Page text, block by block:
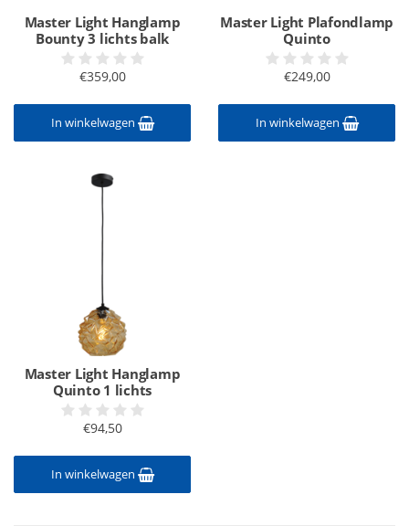
Master Light Hanglamp
Bounty 3 lichts balk
€359,00
In winkelwagen
Master Light Plafondlamp
Quinto
€249,00
In winkelwagen
Master Light Hanglamp
Quinto 1 lichts
€94,50
In winkelwagen